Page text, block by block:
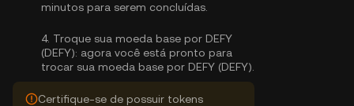
minutos para serem concluídas.
4. Troque sua moeda base por DEFY
(DEFY): agora você está pronto para
trocar sua moeda base por DEFY (DEFY).
Certifique-se de possuir tokens